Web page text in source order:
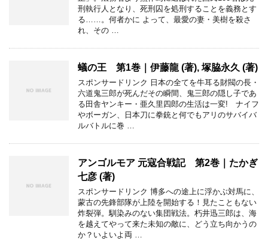
刑執行人となり、死刑囚を処刑することを義務とす
る……。何者かに よって、最愛の妻・美樹を殺さ
れ、その …
蟻の王 第1巻｜伊藤龍 (著), 塚脇永久 (著)
スポンサードリンク 日本の全てを牛耳る財閥の長・
六道鬼三郎が死んだその瞬間、鬼三郎の隠し子であ
る田舎ヤンキー・亜久里四郎の生活は一変! ナイフ
やボーガン、日本刀に拳銃と何でもアリのサバイバ
ルバトルに巻 …
アンゴルモア 元寇合戦記 第2巻｜たかぎ
七彦 (著)
スポンサードリンク 博多への途上に浮かぶ対馬に、
蒙古の先鋒部隊が上陸を開始する！見たこともない
炸裂弾。馴染みのない集団戦法。朽井迅三郎は、海
を越えてやって来た未知の敵に、どう立ち向かうの
か？いよいよ両 …